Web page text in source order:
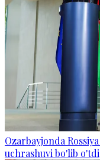
Ozarbayjonda
uchrashuvi bo'lib o'tdi